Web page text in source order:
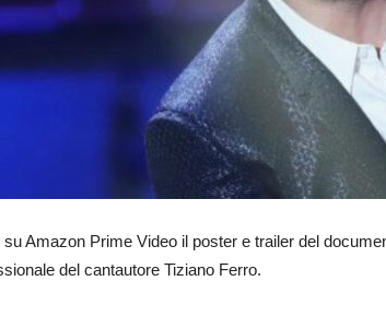
Amazon Prime Video il poster e trailer del
del cantautore Tiziano Ferro.